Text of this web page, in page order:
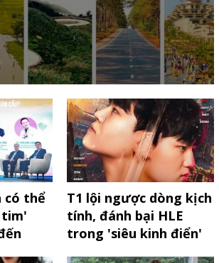
có thể
T1 lội ngược dòng kịch
tính, đánh bại HLE
trong 'siêu kinh điển'